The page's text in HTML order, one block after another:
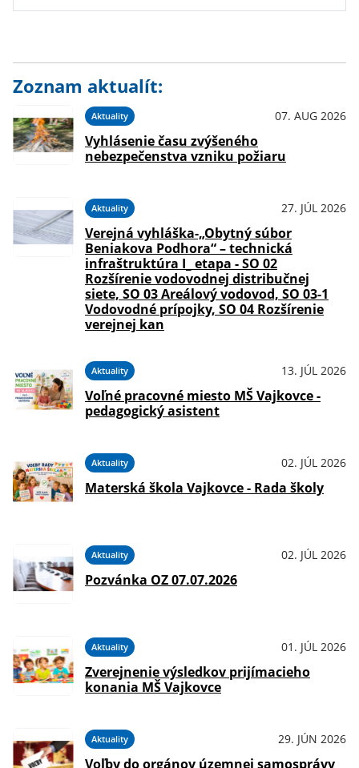
Zoznam aktualít:
Aktuality 07. AUG 2026
Vyhlásenie času zvýšeného
nebezpečenstva vzniku požiaru
Aktuality 27. JÚL 2026
Verejná vyhláška-„Obytný súbor
Beniakova Podhora“ – technická
infraštruktúra I_ etapa - SO 02
Rozšírenie vodovodnej distribučnej
siete, SO 03 Areálový vodovod, SO 03-1
Vodovodné prípojky, SO 04 Rozšírenie
verejnej kan
Aktuality 13. JÚL 2026
Voľné pracovné miesto MŠ Vajkovce -
pedagogický asistent
Aktuality 02. JÚL 2026
Materská škola Vajkovce - Rada školy
Aktuality 02. JÚL 2026
Pozvánka OZ 07.07.2026
Aktuality 01. JÚL 2026
Zverejnenie výsledkov prijímacieho
konania MŠ Vajkovce
Aktuality 29. JÚN 2026
Voľby do orgánov územnej samosprávy